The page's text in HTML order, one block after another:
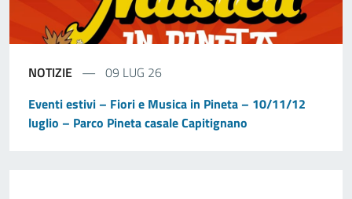
NOTIZIE
09 LUG 26
Eventi estivi – Fiori e Musica in Pineta – 10/11/12
luglio – Parco Pineta casale Capitignano